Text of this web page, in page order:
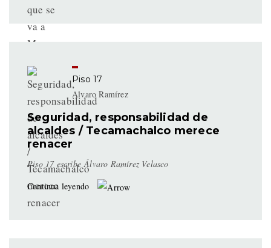
Piso 17
Alvaro Ramírez
Seguridad, responsabilidad de
alcaldes / Tecamachalco merece
renacer
Piso 17 escribe Álvaro Ramírez Velasco
Continua leyendo